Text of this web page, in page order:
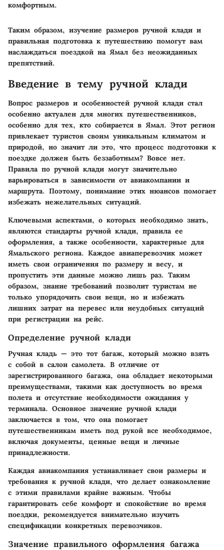
комфортным.
Таким образом, изучение размеров ручной клади и
правильная подготовка к путешествию помогут вам
наслаждаться поездкой на Ямал без неожиданных
препятствий.
Введение в тему ручной клади
Вопрос размеров и особенностей ручной клади стал
особенно актуален для многих путешественников,
особенно для тех, кто собирается в Ямал. Этот регион
привлекает туристов своим уникальным климатом и
природой, но значит ли это, что процесс подготовки к
поездке должен быть беззаботным? Вовсе нет.
Правила по ручной клади могут значительно
варьироваться в зависимости от авиакомпании и
маршрута. Поэтому, понимание этих нюансов помогает
избежать нежелательных ситуаций.
Ключевыми аспектами, о которых необходимо знать,
являются стандарты ручной клади, правила ее
оформления, а также особенности, характерные для
Ямальского региона. Каждое авиаперевозчик может
иметь свои ограничения по размеру и весу, и
пропустить эти данные можно лишь раз. Таким
образом, знание требований позволит туристам не
только упорядочить свои вещи, но и избежать
лишних затрат на перевес или неудобных ситуаций
при регистрации на рейс.
Определение ручной клади
Ручная кладь — это тот багаж, который можно взять
с собой в салон самолета. В отличие от
зарегистрированного багажа, она обладает некоторыми
преимуществами, такими как доступность во время
полета и отсутствие необходимости ожидания у
терминала. Основное значение ручной клади
заключается в том, что она помогает
путешественникам иметь под рукой все необходимое,
включая документы, ценные вещи и личные
принадлежности.
Каждая авиакомпания устанавливает свои размеры и
требования к ручной клади, что делает ознакомление
с этими правилами крайне важным. Чтобы
гарантировать себе комфорт и спокойствие во время
поездки, рекомендуется внимательно изучить
спецификации конкретных перевозчиков.
Значение правильного оформления багажа